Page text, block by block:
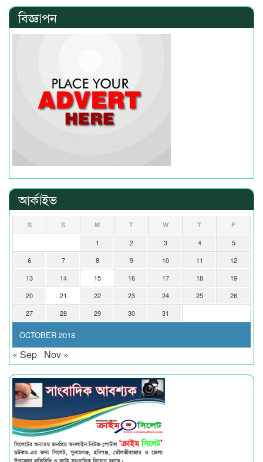
বিজ্ঞাপন
আর্কাইভ
OCTOBER 2018
S S M T W T F
1 2 3 4
5
6
7 8 9 10 11
12
13
14 15 16 17 18
19
20
21 22 23 24 25
26
27
28 29 30 31
« Sep Nov »